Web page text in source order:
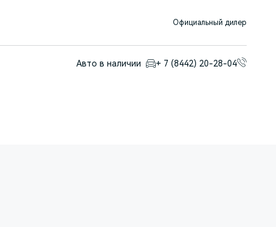
Официальный дилер
Авто в наличии + 7 (8442) 20-28-04